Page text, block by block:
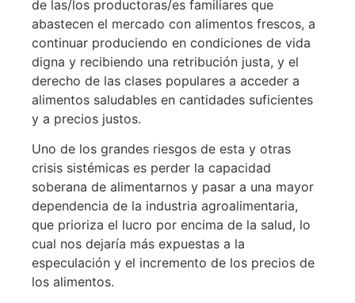
de las/los productoras/es familiares que
abastecen el mercado con alimentos frescos, a
continuar produciendo en condiciones de vida
digna y recibiendo una retribución justa, y el
derecho de las clases populares a acceder a
alimentos saludables en cantidades suficientes
y a precios justos.
Uno de los grandes riesgos de esta y otras
crisis sistémicas es perder la capacidad
soberana de alimentarnos y pasar a una mayor
dependencia de la industria agroalimentaria,
que prioriza el lucro por encima de la salud, lo
cual nos dejaría más expuestas a la
especulación y el incremento de los precios de
los alimentos.